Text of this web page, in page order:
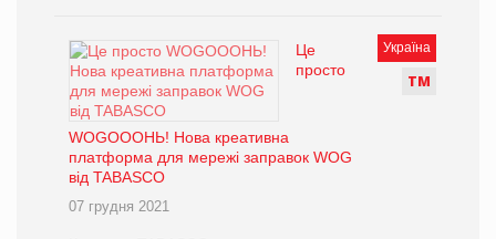
Україна
ТМ
Це
просто
WOGOOOНЬ! Нова креативна
платформа для мережі заправок WOG
від TABASCO
07 грудня 2021